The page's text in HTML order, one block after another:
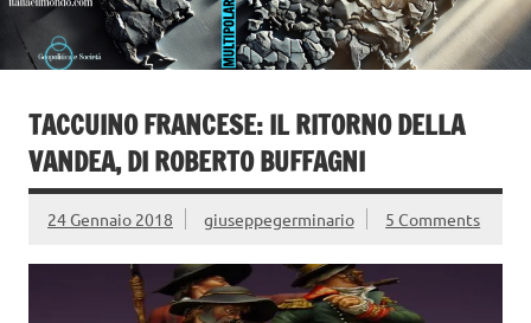
TACCUINO FRANCESE: IL RITORNO DELLA
VANDEA, DI ROBERTO BUFFAGNI
24 Gennaio 2018 giuseppegerminario 5 Comments